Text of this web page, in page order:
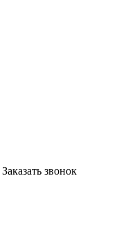
Заказать звонок